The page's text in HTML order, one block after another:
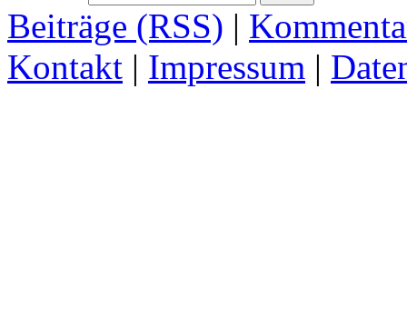
Beiträge (RSS) |
Kontakt | Impressum |